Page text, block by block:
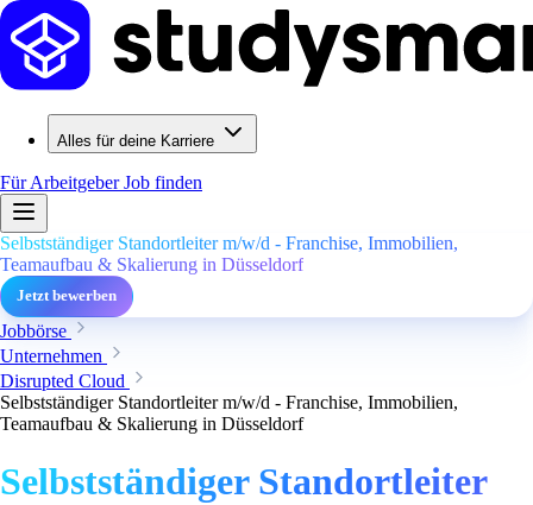
Alles für deine Karriere
Für ArbeitgeberJob finden
Selbstständiger Standortleiter m/w/d - Franchise, Immobilien,
Teamaufbau & Skalierung in Düsseldorf
Jetzt bewerben
Jobbörse
Unternehmen
Disrupted Cloud
Selbstständiger Standortleiter m/w/d - Franchise, Immobilien,
Teamaufbau & Skalierung in Düsseldorf
Selbstständiger Standortleiter